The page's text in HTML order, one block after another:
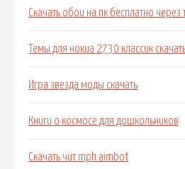
Скачать обои на пк бесплатно через
Темы для нокиа 2730 классик
Игра звезда моды скачать
Книги о космосе для дошкольников
Скачать чит mph aimbot